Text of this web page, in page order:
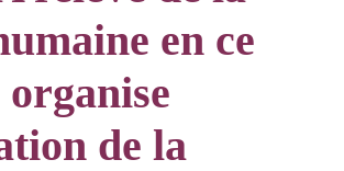
en ce
organise
de la